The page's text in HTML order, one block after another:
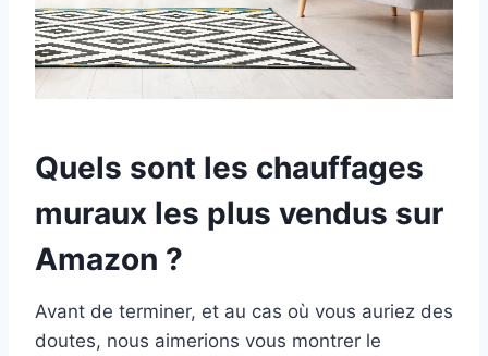
Quels sont les chauffages
muraux les plus vendus sur
Amazon ?
Avant de terminer, et au cas où vous auriez des
doutes, nous aimerions vous montrer le